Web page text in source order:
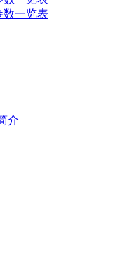
数一览表
介